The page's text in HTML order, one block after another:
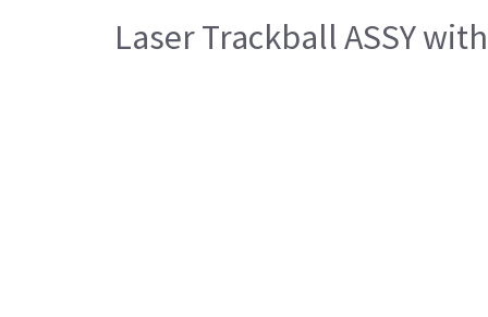
Laser Trackball ASSY with